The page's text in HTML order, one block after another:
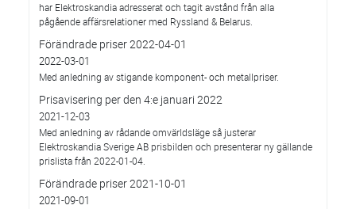
har Elektroskandia adresserat och tagit avstånd från alla
pågående affärsrelationer med Ryssland & Belarus.
Förändrade priser 2022-04-01
2022-03-01
Med anledning av stigande komponent- och metallpriser.
Prisavisering per den 4:e januari 2022
2021-12-03
Med anledning av rådande omvärldsläge så justerar
Elektroskandia Sverige AB prisbilden och presenterar ny gällande
prislista från 2022-01-04.
Förändrade priser 2021-10-01
2021-09-01